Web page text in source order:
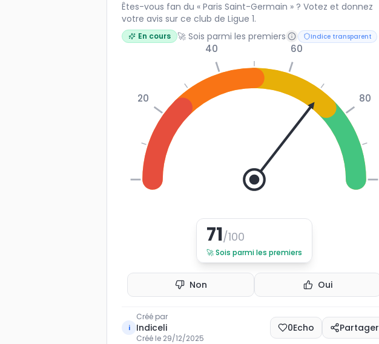
Êtes-vous fan du « Paris Saint-Germain » ? Votez et donnez
votre avis sur ce club de Ligue 1.
En cours 🚀 Sois parmi les premiers Indice transparent
20
40 60
80
71/100
🚀Sois parmi les premiers
Non Oui
i
Créé par
Indiceli
Créé le 29/12/2025
0Echo Partager